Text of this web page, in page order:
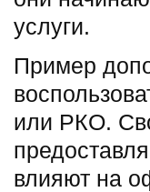
услуги.
Пример
или РКО.
влияют на